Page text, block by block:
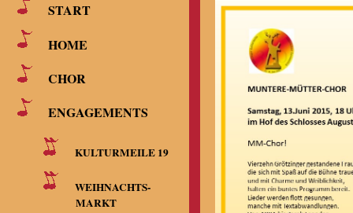
START
HOME
CHOR
ENGAGEMENTS
KULTURMEILE 19
WEIHNACHTS-
MARKT